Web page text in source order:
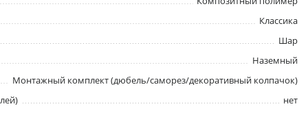
Классика
Шар
Наземный
Монтажный комплект (дюбель/саморез/декоративный колпачок)
нет